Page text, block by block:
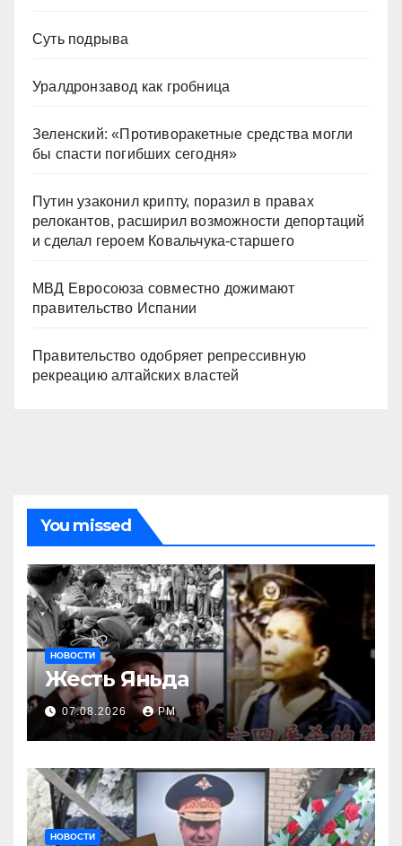
Суть подрыва
Уралдронзавод как гробница
Зеленский: «Противоракетные средства могли
бы спасти погибших сегодня»
Путин узаконил крипту, поразил в правах
релокантов, расширил возможности депортаций
и сделал героем Ковальчука-старшего
МВД Евросоюза совместно дожимают
правительство Испании
Правительство одобряет репрессивную
рекреацию алтайских властей
You missed
НОВОСТИ
Жесть Яньда
07.08.2026 РМ
НОВОСТИ